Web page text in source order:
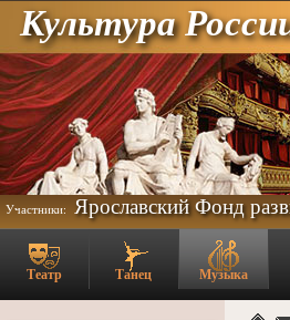
Культура
Участники: Ярославский Фонд
Театр Танец Музыка